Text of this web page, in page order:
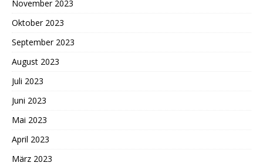
November 2023
Oktober 2023
September 2023
August 2023
Juli 2023
Juni 2023
Mai 2023
April 2023
März 2023